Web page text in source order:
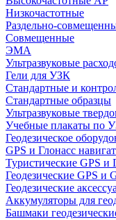
Низкочастотные
Раздельно-
Совмещенные
ЭМА
Ультразвуковые
Гели для УЗК
Стандартные и
Стандартные образцы
Ультразвуковые
Учебные плакаты по
Геодезическое
GPS и Глонасс
Туристические GPS и
Геодезические GPS и
Геодезические
Аккумуляторы для
Башмаки